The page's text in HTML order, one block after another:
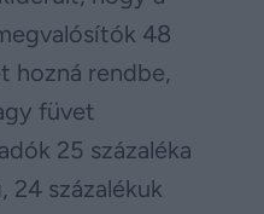
48
hozná rendbe,
füvet
25 százaléka
24 százalékuk